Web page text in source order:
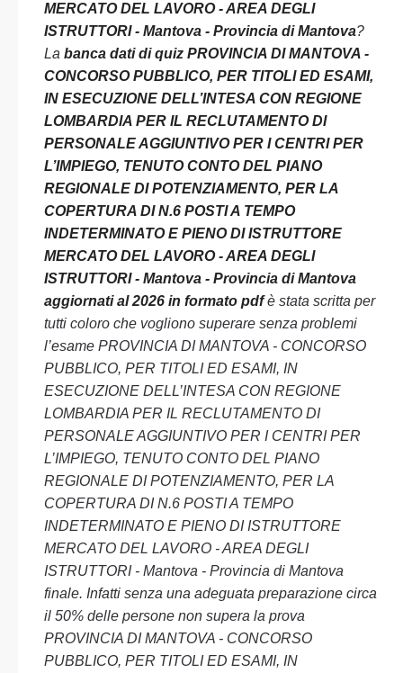
MERCATO DEL LAVORO - AREA DEGLI
ISTRUTTORI - Mantova - Provincia di Mantova?
La banca dati di quiz PROVINCIA DI MANTOVA -
CONCORSO PUBBLICO, PER TITOLI ED ESAMI,
IN ESECUZIONE DELL’INTESA CON REGIONE
LOMBARDIA PER IL RECLUTAMENTO DI
PERSONALE AGGIUNTIVO PER I CENTRI PER
L’IMPIEGO, TENUTO CONTO DEL PIANO
REGIONALE DI POTENZIAMENTO, PER LA
COPERTURA DI N.6 POSTI A TEMPO
INDETERMINATO E PIENO DI ISTRUTTORE
MERCATO DEL LAVORO - AREA DEGLI
ISTRUTTORI - Mantova - Provincia di Mantova
aggiornati al 2026 in formato pdfè stata scritta per
tutti coloro che vogliono superare senza problemi
l’esame PROVINCIA DI MANTOVA - CONCORSO
PUBBLICO, PER TITOLI ED ESAMI, IN
ESECUZIONE DELL’INTESA CON REGIONE
LOMBARDIA PER IL RECLUTAMENTO DI
PERSONALE AGGIUNTIVO PER I CENTRI PER
L’IMPIEGO, TENUTO CONTO DEL PIANO
REGIONALE DI POTENZIAMENTO, PER LA
COPERTURA DI N.6 POSTI A TEMPO
INDETERMINATO E PIENO DI ISTRUTTORE
MERCATO DEL LAVORO - AREA DEGLI
ISTRUTTORI - Mantova - Provincia di Mantova
finale. Infatti senza una adeguata preparazione circa
il 50% delle persone non supera la prova
PROVINCIA DI MANTOVA - CONCORSO
PUBBLICO, PER TITOLI ED ESAMI, IN